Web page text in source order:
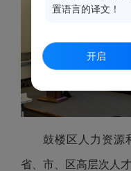
鼓楼区人力资源
省、市、区高层次人
置语言的译文！
开启